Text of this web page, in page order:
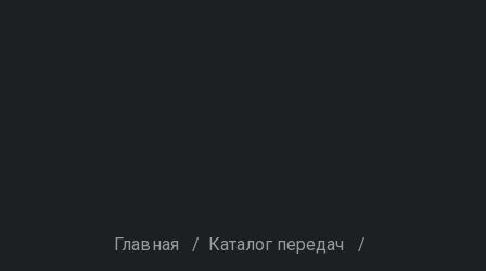
Главная / Каталог передач /